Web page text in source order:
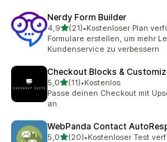
Nerdy Form Builder
4,9von 5 Sternen
(21)
21 Rezensionen insgesamt
•Kostenloser Plan
Formulare erstellen, um mehr
Kundenservice zu verbessern
Checkout Blocks &
5,0von 5 Sternen
(11)
11 Rezensionen insgesamt
•Kostenlos
Passe deinen Checkout mit
an.
WebPanda Contact
5,0von 5 Sternen
(20)•Kostenloser Test